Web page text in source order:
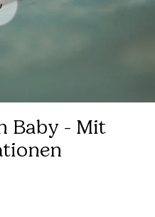
Baby - Mit